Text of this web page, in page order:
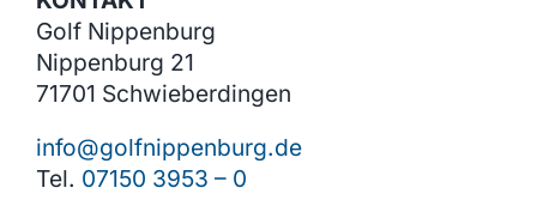
Golf Nippenburg
Nippenburg 21
71701 Schwieberdingen
info@golfnippenburg.de
Tel. 07150 3953 – 0